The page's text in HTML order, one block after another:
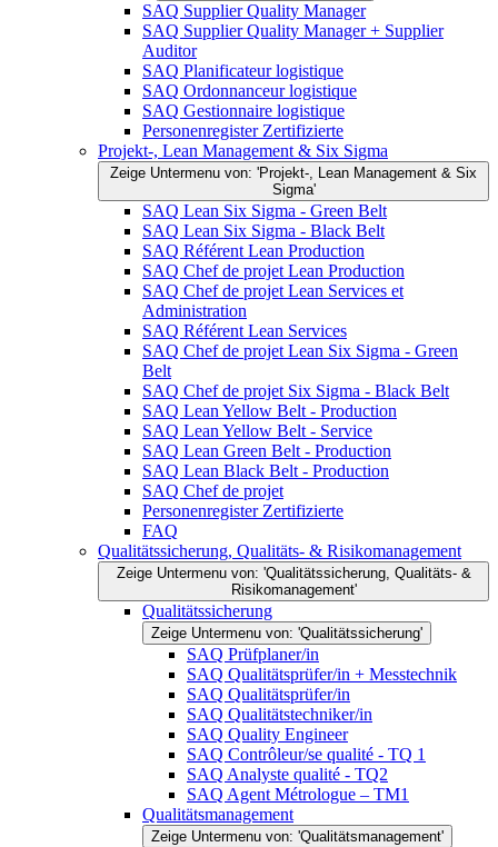
SAQ Supplier Quality Manager
SAQ Supplier Quality Manager + Supplier
Auditor
SAQ Planificateur logistique
SAQ Ordonnanceur logistique
SAQ Gestionnaire logistique
Personenregister Zertifizierte
Projekt-, Lean Management & Six Sigma
Zeige Untermenu von: 'Projekt-, Lean Management & Six
Sigma'
SAQ Lean Six Sigma - Green Belt
SAQ Lean Six Sigma - Black Belt
SAQ Référent Lean Production
SAQ Chef de projet Lean Production
SAQ Chef de projet Lean Services et
Administration
SAQ Référent Lean Services
SAQ Chef de projet Lean Six Sigma - Green
Belt
SAQ Chef de projet Six Sigma - Black Belt
SAQ Lean Yellow Belt - Production
SAQ Lean Yellow Belt - Service
SAQ Lean Green Belt - Production
SAQ Lean Black Belt - Production
SAQ Chef de projet
Personenregister Zertifizierte
FAQ
Qualitätssicherung, Qualitäts- & Risikomanagement
Zeige Untermenu von: 'Qualitätssicherung, Qualitäts- &
Risikomanagement'
Qualitätssicherung
Zeige Untermenu von: 'Qualitätssicherung'
SAQ Prüfplaner/in
SAQ Qualitätsprüfer/in + Messtechnik
SAQ Qualitätsprüfer/in
SAQ Qualitätstechniker/in
SAQ Quality Engineer
SAQ Contrôleur/se qualité - TQ 1
SAQ Analyste qualité - TQ2
SAQ Agent Métrologue – TM1
Qualitätsmanagement
Zeige Untermenu von: 'Qualitätsmanagement'